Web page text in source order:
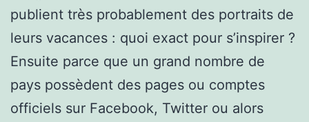
publient très probablement des portraits de
leurs vacances : quoi exact pour s’inspirer ?
Ensuite parce que un grand nombre de
pays possèdent des pages ou comptes
officiels sur Facebook, Twitter ou alors